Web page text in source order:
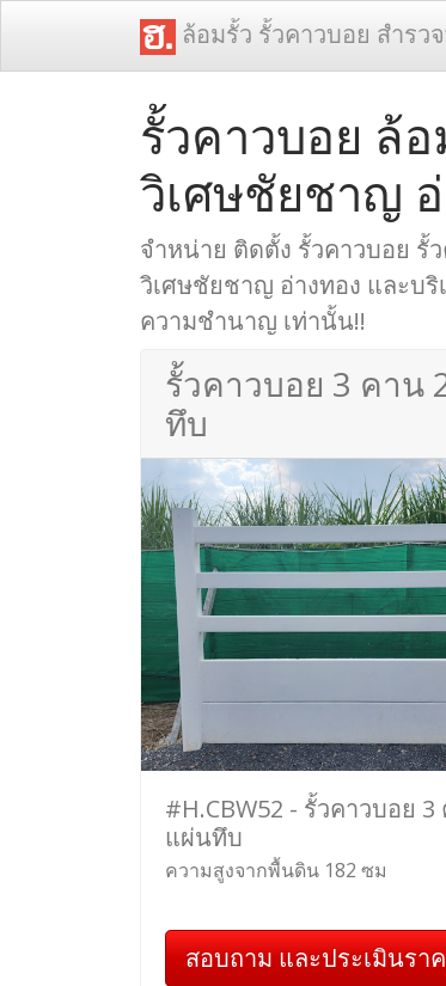
ล้อมรั้ว รั้วคาวบอย สำรว
รั้วคาวบอย ล้
วิเศษชัยชาญ
จำหน่าย ติดตั้ง รั้วคาวบอย รั้
วิเศษชัยชาญ อ่างทอง และบ
ความชำนาญ เท่านั้น!!
รั้วคาวบอย 3 คาน
ทึบ
#H.CBW52 - รั้วคาวบอย 3
แผ่นทึบ
ความสูงจากพื้นดิน 182 ซม
สอบถาม และประเมินรา